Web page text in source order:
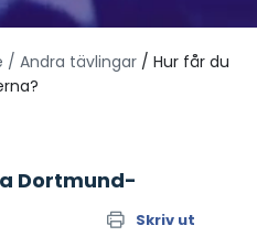
/ Andra tävlingar / Hur får du
Dortmund-
Skriv ut